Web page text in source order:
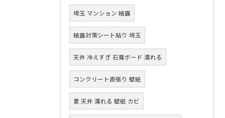
埼玉 マンション 結露
結露対策シート貼り 埼玉
天井 冷えすぎ 石膏ボード 濡れる
コンクリート直張り 壁紙
夏 天井 濡れる 壁紙 カビ